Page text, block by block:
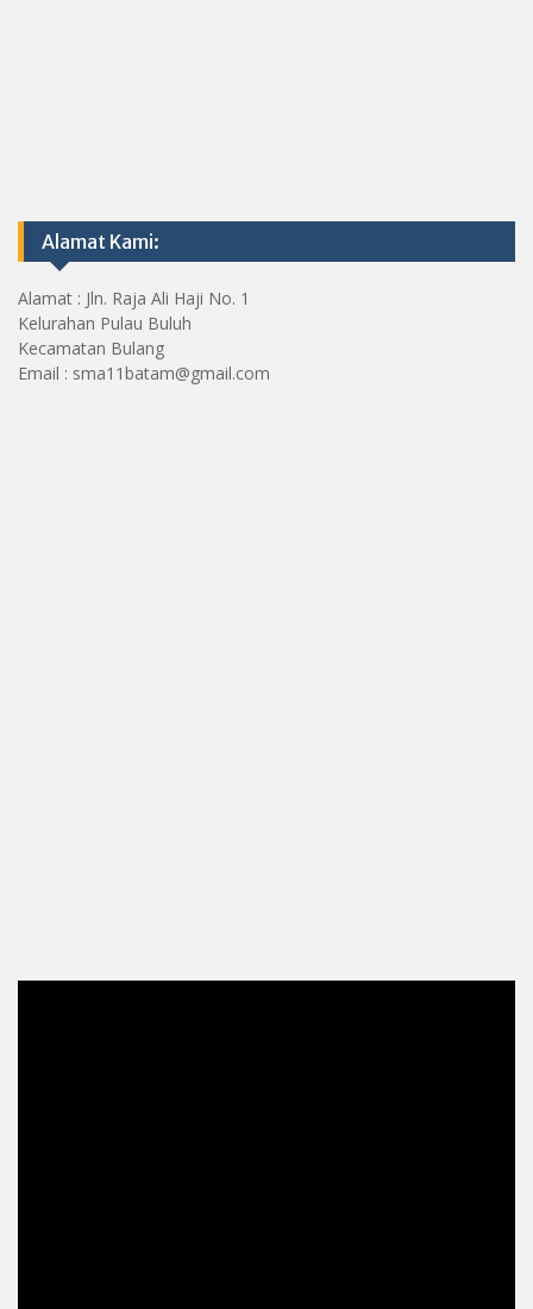
Alamat Kami:
Alamat : Jln. Raja Ali Haji No. 1
Kelurahan Pulau Buluh
Kecamatan Bulang
Email : sma11batam@gmail.com